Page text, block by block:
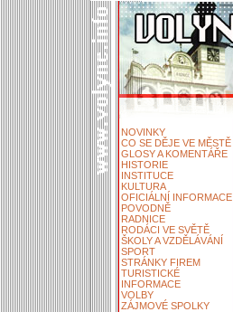
NOVINKY
CO SE DĚJE VE MĚSTĚ
GLOSY A KOMENTÁŘE
HISTORIE
INSTITUCE
KULTURA
OFICIÁLNÍ INFORMACE
POVODNĚ
RADNICE
RODÁCI VE SVĚTĚ
ŠKOLY A VZDĚLÁVÁNÍ
SPORT
STRÁNKY FIREM
TURISTICKÉ
INFORMACE
VOLBY
ZÁJMOVÉ SPOLKY